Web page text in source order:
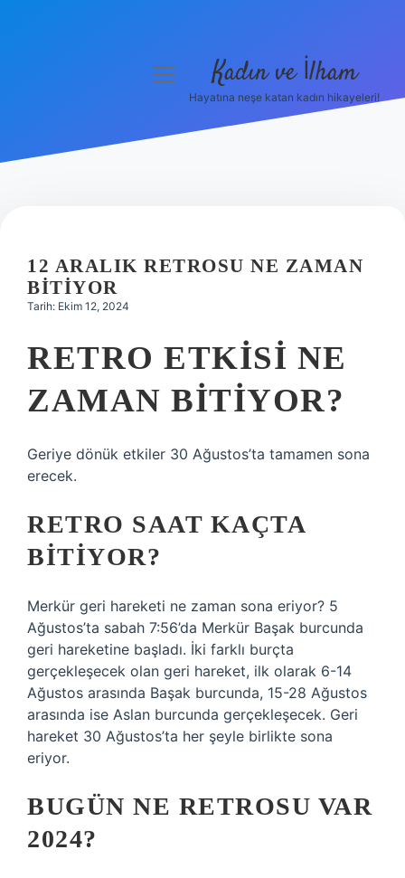
Hakkımızda
menüyü
Kadın ve İlham
Hayatına neşe katan kadın hikayeleri!
12 ARALIK RETROSU NE ZAMAN
BITIYOR
Tarih: Ekim 12, 2024
RETRO ETKISI NE
ZAMAN BITIYOR?
Geriye dönük etkiler 30 Ağustos’ta tamamen sona
erecek.
RETRO SAAT KAÇTA
BITIYOR?
Merkür geri hareketi ne zaman sona eriyor? 5
Ağustos’ta sabah 7:56’da Merkür Başak burcunda
geri hareketine başladı. İki farklı burçta
gerçekleşecek olan geri hareket, ilk olarak 6-14
Ağustos arasında Başak burcunda, 15-28 Ağustos
arasında ise Aslan burcunda gerçekleşecek. Geri
hareket 30 Ağustos’ta her şeyle birlikte sona
eriyor.
BUGÜN NE RETROSU VAR
2024?